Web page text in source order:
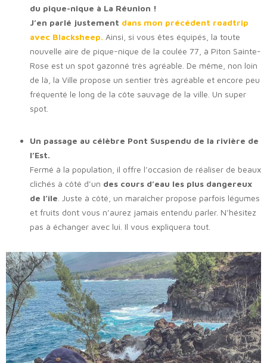
du pique-nique à La Réunion !
J’en parlé justement dans mon précédent roadtrip
avec Blacksheep. Ainsi, si vous êtes équipés, la toute
nouvelle aire de pique-nique de la coulée 77, à Piton Sainte-
Rose est un spot gazonné très agréable. De même, non loin
de là, la Ville propose un sentier très agréable et encore peu
fréquenté le long de la côte sauvage de la ville. Un super
spot.
Un passage au célèbre Pont Suspendu de la rivière de
l’Est.
Fermé à la population, il offre l’occasion de réaliser de beaux
clichés à côté d’un des cours d’eau les plus dangereux
de l’île . Juste à côté, un maraîcher propose parfois légumes
et fruits dont vous n’aurez jamais entendu parler. N’hésitez
pas à échanger avec lui. Il vous expliquera tout.